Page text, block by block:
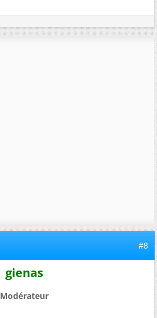
#8
gienas
Modérateur